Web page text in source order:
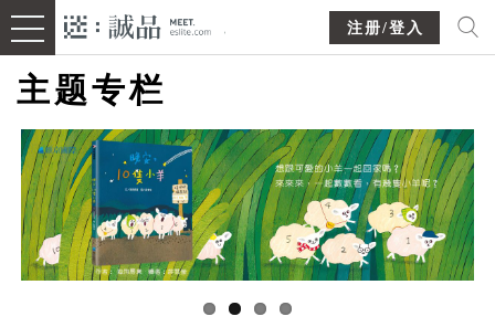
注册/登入
主题专栏